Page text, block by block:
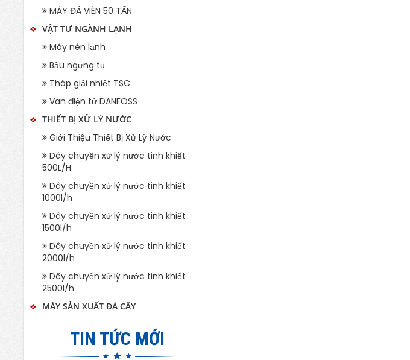
MÁY ĐÁ VIÊN 50 TẤN
VẬT TƯ NGÀNH LẠNH
Máy nén lạnh
Bầu ngưng tụ
Tháp giải nhiệt TSC
Van điện tử DANFOSS
THIẾT BỊ XỬ LÝ NƯỚC
Giới Thiệu Thiết Bị Xử Lý Nước
Dây chuyền xử lý nước tinh khiết
500L/H
Dây chuyền xử lý nước tinh khiết
1000l/h
Dây chuyền xử lý nước tinh khiết
1500l/h
Dây chuyền xử lý nước tinh khiết
2000l/h
Dây chuyền xử lý nước tinh khiết
2500l/h
MÁY SẢN XUẤT ĐÁ CÂY
TIN TỨC MỚI